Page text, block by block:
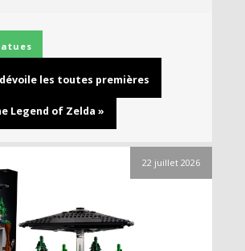
les toutes premières
Legend of Zelda »
22 juillet 2026